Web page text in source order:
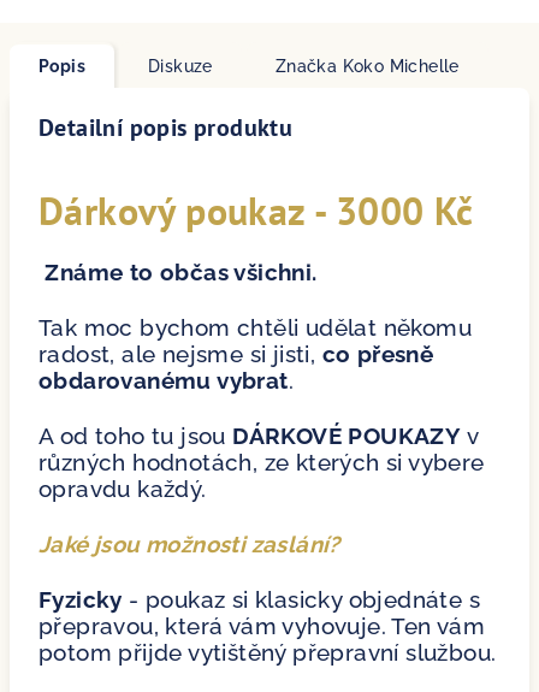
Popis Diskuze Značka Koko Michelle
Detailní popis produktu
Dárkový poukaz - 3000 Kč
Známe to občas všichni.
Tak moc bychom chtěli udělat někomu
radost, ale nejsme si jisti, co přesně
obdarovanému vybrat.
A od toho tu jsou DÁRKOVÉ POUKAZY v
různých hodnotách, ze kterých si vybere
opravdu každý.
Jaké jsou možnosti zaslání?
Fyzicky - poukaz si klasicky objednáte s
přepravou, která vám vyhovuje. Ten vám
potom přijde vytištěný přepravní službou.